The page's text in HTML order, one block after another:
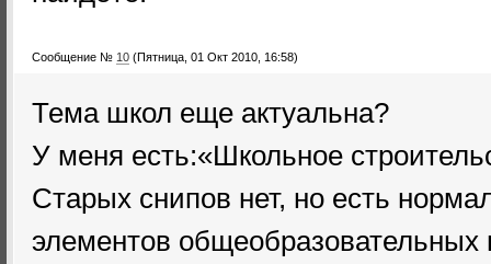
Сообщение № 10 (Пятница, 01 Окт 2010, 16:58)
Тема школ еще актуальна?
У меня есть:«Школьное
Старых снипов нет, но есть
элементов общеобразовательных